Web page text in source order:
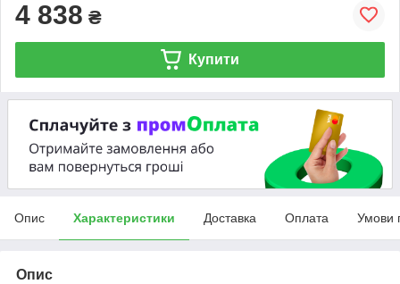
4 838 ₴
Купити
Опис Характеристики Доставка Оплата Умови
Опис